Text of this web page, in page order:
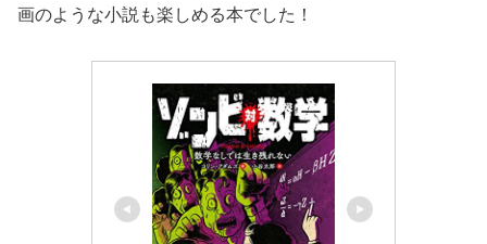
画のような小説も楽しめる本でした！